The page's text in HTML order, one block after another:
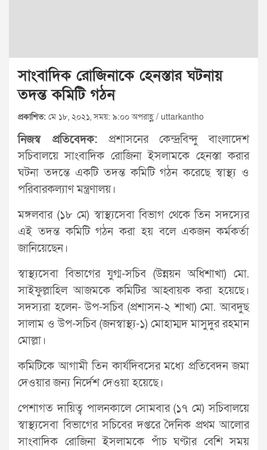
সাংবাদিক রোজিনাকে হেনস্তার ঘটনায়
তদন্ত কমিটি গঠন
প্রকাশিত: মে ১৮, ২০২১, সময়: ৯:০০ অপরাহ্ণ / uttarkantho
নিজস্ব প্রতিবেদক: প্রশাসনের কেন্দ্রবিন্দু বাংলাদেশ
সচিবালয়ে সাংবাদিক রোজিনা ইসলামকে হেনস্তা করার
ঘটনা তদন্তে একটি তদন্ত কমিটি গঠন করেছে স্বাস্থ্য ও
পরিবারকল্যাণ মন্ত্রণালয়।
মঙ্গলবার (১৮ মে) স্বাস্থ্যসেবা বিভাগ থেকে তিন সদস্যের
এই তদন্ত কমিটি গঠন করা হয় বলে একজন কর্মকর্তা
জানিয়েছেন।
স্বাস্থ্যসেবা বিভাগের যুগ্ম-সচিব (উন্নয়ন অধিশাখা) মো.
সাইফুল্লাহিল আজমকে কমিটির আহ্বায়ক করা হয়েছে।
সদস্যরা হলেন- উপ-সচিব (প্রশাসন-২ শাখা) মো. আবদুছ
সালাম ও উপ-সচিব (জনস্বাস্থ্য-১) মোহাম্মদ মাসুদুর রহমান
মোল্লা।
কমিটিকে আগামী তিন কার্যদিবসের মধ্যে প্রতিবেদন জমা
দেওয়ার জন্য নির্দেশ দেওয়া হয়েছে।
পেশাগত দায়িত্ব পালনকালে সোমবার (১৭ মে) সচিবালয়ে
স্বাস্থ্যসেবা বিভাগের সচিবের দপ্তরে দৈনিক প্রথম আলোর
সাংবাদিক রোজিনা ইসলামকে পাঁচ ঘণ্টার বেশি সময়